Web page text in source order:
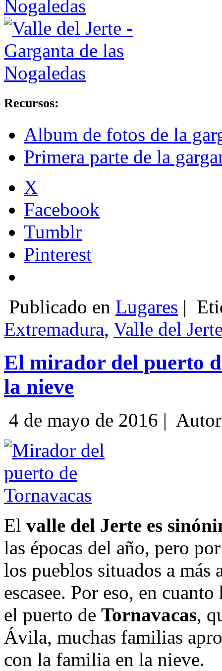
Recursos:
Album de fotos de la
Primera parte de la
X
Facebook
Tumblr
Pinterest
Publicado en Lugares |
Extremadura, Valle del
El mirador del puerto
la nieve
4 de mayo de 2016 |
El valle del Jerte es
las épocas del año, pero
los pueblos situados a
escasee. Por eso, en
el puerto de Tornavacas,
Ávila, muchas familias
con la familia en la nieve.